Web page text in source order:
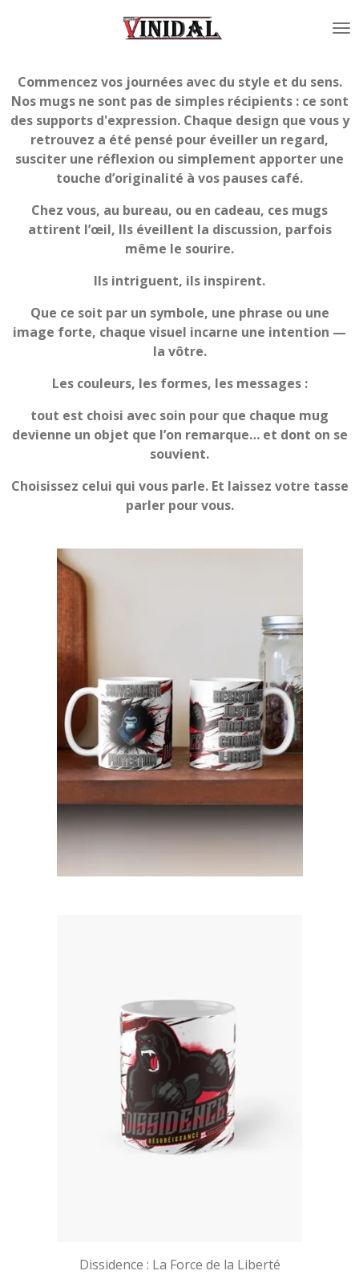
principal
Commencez vos journées avec du style et du sens.
Nos mugs ne sont pas de simples récipients : ce sont
des supports d'expression. Chaque design que vous y
retrouvez a été pensé pour éveiller un regard,
susciter une réflexion ou simplement apporter une
touche d’originalité à vos pauses café.
Chez vous, au bureau, ou en cadeau, ces mugs
attirent l’œil, Ils éveillent la discussion, parfois
même le sourire.
Ils intriguent, ils inspirent.
Que ce soit par un symbole, une phrase ou une
image forte, chaque visuel incarne une intention —
la vôtre.
Les couleurs, les formes, les messages :
tout est choisi avec soin pour que chaque mug
devienne un objet que l’on remarque… et dont on se
souvient.
Choisissez celui qui vous parle. Et laissez votre tasse
parler pour vous.
Dissidence : La Force de la Liberté